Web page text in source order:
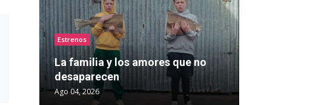
Estrenos
La familia y los amores que no
desaparecen
Ago 04, 2026